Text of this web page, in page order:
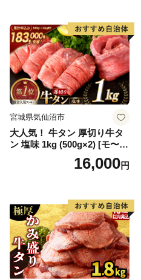
宮城県気仙沼市
大人気！ 牛タン 厚切り牛タ
ン 塩味 1kg (500g×2) [モ〜ラ
ンド 宮城県 気仙沼市 205646
60] 肉 牛肉 精肉 牛たん 牛タ
厚切り タン
16,000円